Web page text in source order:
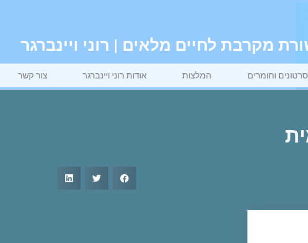
מקרבת לחיים מלאים | רוני ויינברגר
סרטונים וחומרים המלצות אודות רוני ויינברגר צור קשר